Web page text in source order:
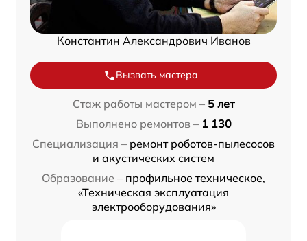
Константин Александрович Иванов
Вызвать мастера
Стаж работы мастером – 5 лет
Выполнено ремонтов – 1 130
Специализация – ремонт роботов-пылесосов
и акустических систем
Образование – профильное техническое,
«Техническая эксплуатация
электрооборудования»